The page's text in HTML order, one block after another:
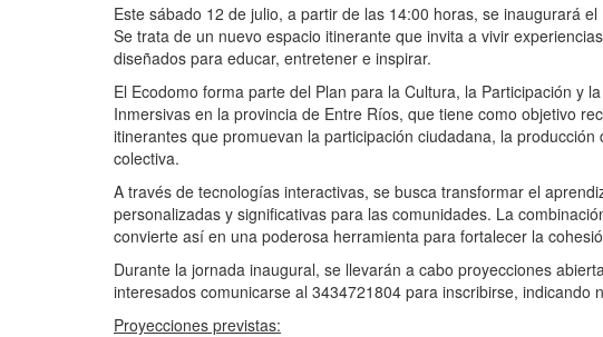
Este sábado 12 de julio, a partir de las 14:00 horas, se inaugurará
Se trata de un nuevo espacio itinerante que invita a vivir
diseñados para educar, entretener e inspirar.
El Ecodomo forma parte del Plan para la Cultura, la Participación y
Inmersivas en la provincia de Entre Ríos, que tiene como objetivo
itinerantes que promuevan la participación ciudadana, la
colectiva.
A través de tecnologías interactivas, se busca transformar el
personalizadas y significativas para las comunidades. La
convierte así en una poderosa herramienta para fortalecer la
Durante la jornada inaugural, se llevarán a cabo proyecciones
interesados comunicarse al 3434721804 para inscribirse, indicando
Proyecciones previstas: